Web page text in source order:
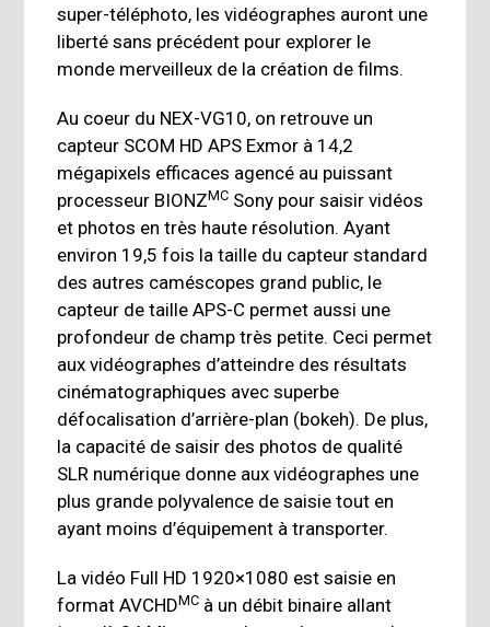
super-téléphoto, les vidéographes auront une
liberté sans précédent pour explorer le
monde merveilleux de la création de films.
Au coeur du NEX-VG10, on retrouve un
capteur SCOM HD APS Exmor à 14,2
mégapixels efficaces agencé au puissant
processeur BIONZMC Sony pour saisir vidéos
et photos en très haute résolution. Ayant
environ 19,5 fois la taille du capteur standard
des autres caméscopes grand public, le
capteur de taille APS-C permet aussi une
profondeur de champ très petite. Ceci permet
aux vidéographes d’atteindre des résultats
cinématographiques avec superbe
défocalisation d’arrière-plan (bokeh). De plus,
la capacité de saisir des photos de qualité
SLR numérique donne aux vidéographes une
plus grande polyvalence de saisie tout en
ayant moins d’équipement à transporter.
La vidéo Full HD 1920×1080 est saisie en
format AVCHDMC à un débit binaire allant